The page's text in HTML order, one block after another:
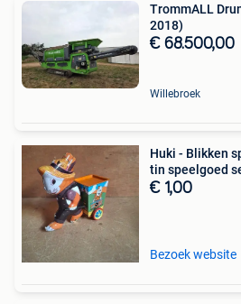
TrommALL
2018)
€ 68.500,00
Willebroek
Huki - Blikken
tin speelgoed
€ 1,00
Bezoek website